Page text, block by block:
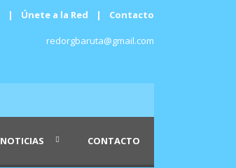
| Únete a la Red | Contacto
redorgbaruta@gmail.com
NOTICIAS CONTACTO